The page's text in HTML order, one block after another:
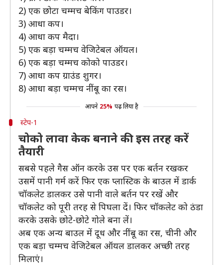
2) एक छोटा चम्मच बेकिंग पाउडर।
3) आधा कप।
4) आधा कप मैदा।
5) एक बड़ा चम्मच वेजिटेबल ऑयल।
6) एक बड़ा चम्मच कोको पाउडर।
7) आधा कप ग्राउंड शुगर।
8) आधा बड़ा चम्मच नींबू का रस।
आपने 25% पढ़ लिया है
स्टेप-1
चोको लावा केक बनाने की इस तरह करें
तैयारी
सबसे पहले गैस ऑन करके उस पर एक बर्तन रखकर
उसमें पानी गर्म करें फिर एक प्लास्टिक के बाउल में डार्क
चॉकलेट डालकर उसे पानी वाले बर्तन पर रखें और
चॉकलेट को पूरी तरह से पिघला दें। फिर चॉकलेट को ठंडा
करके उसके छोटे-छोटे गोले बना लें।
अब एक अन्य बाउल में दूध और नींबू का रस, चीनी और
एक बड़ा चम्मच वेजिटेबल ऑयल डालकर अच्छी तरह
मिलाएं।